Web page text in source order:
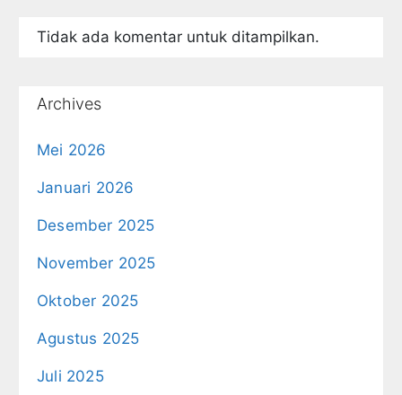
Tidak ada komentar untuk ditampilkan.
Archives
Mei 2026
Januari 2026
Desember 2025
November 2025
Oktober 2025
Agustus 2025
Juli 2025